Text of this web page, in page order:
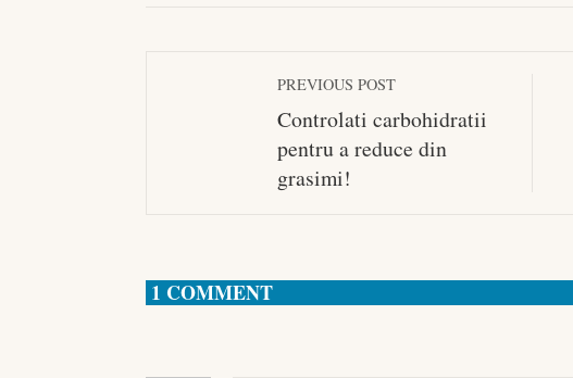
PREVIOUS POST
Controlati carbohidratii
pentru a reduce din
grasimi!
1 COMMENT